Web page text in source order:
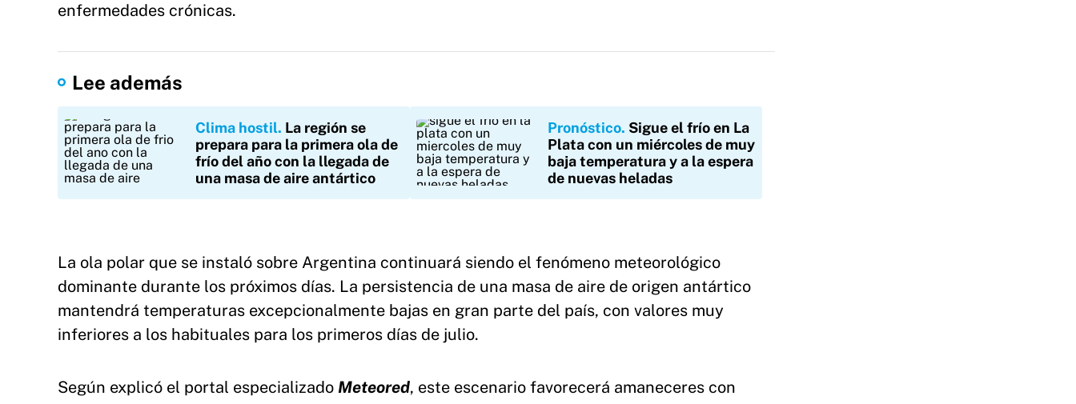
enfermedades crónicas.
Lee además
Clima hostil La región se
prepara para la primera ola de
frío del año con la llegada de
una masa de aire antártico
Pronóstico Sigue el frío en La
Plata con un miércoles de muy
baja temperatura y a la espera
de nuevas heladas
La ola polar que se instaló sobre Argentina continuará siendo el fenómeno meteorológico
dominante durante los próximos días. La persistencia de una masa de aire de origen antártico
mantendrá temperaturas excepcionalmente bajas en gran parte del país, con valores muy
inferiores a los habituales para los primeros días de julio.
Según explicó el portal especializado Meteored, este escenario favorecerá amaneceres con